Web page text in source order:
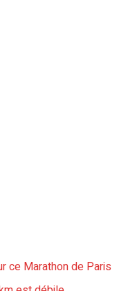
ce Marathon de Paris